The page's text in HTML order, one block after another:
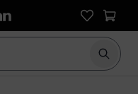
Iniciar